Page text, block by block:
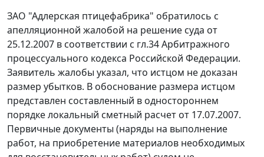
ЗАО "Адлерская птицефабрика" обратилось с
апелляционной жалобой на решение суда от
25.12.2007 в соответствии с гл.34Арбитражного
процессуального кодекса Российской Федерации.
Заявитель жалобы указал, что истцом не доказан
размер убытков. В обоснование размера истцом
представлен составленный в одностороннем
порядке локальный сметный расчет от 17.07.2007.
Первичные документы (наряды на выполнение
работ, на приобретение материалов необходимых